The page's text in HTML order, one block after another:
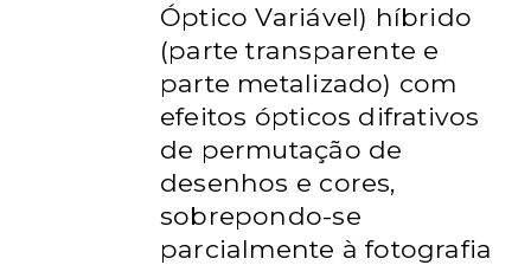
Óptico Variável) híbrido
(parte transparente e
parte metalizado) com
efeitos ópticos difrativos
de permutação de
desenhos e cores,
sobrepondo-se
parcialmente à fotografia